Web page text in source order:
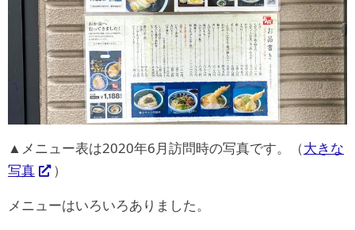
▲メニュー表は2020年6月訪問時の写真です。（大きな
写真
）
メニューはいろいろありました。